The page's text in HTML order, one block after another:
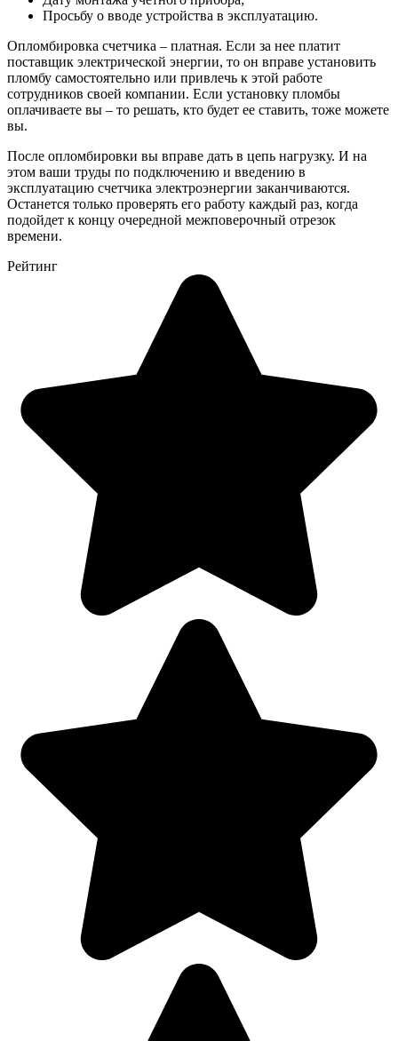
Просьбу о вводе устройства в эксплуатацию.
Опломбировка счетчика – платная. Если за нее платит
поставщик электрической энергии, то он вправе установить
пломбу самостоятельно или привлечь к этой работе
сотрудников своей компании. Если установку пломбы
оплачиваете вы – то решать, кто будет ее ставить, тоже можете
вы.
После опломбировки вы вправе дать в цепь нагрузку. И на
этом ваши труды по подключению и введению в
эксплуатацию счетчика электроэнергии заканчиваются.
Останется только проверять его работу каждый раз, когда
подойдет к концу очередной межповерочный отрезок
времени.
Рейтинг